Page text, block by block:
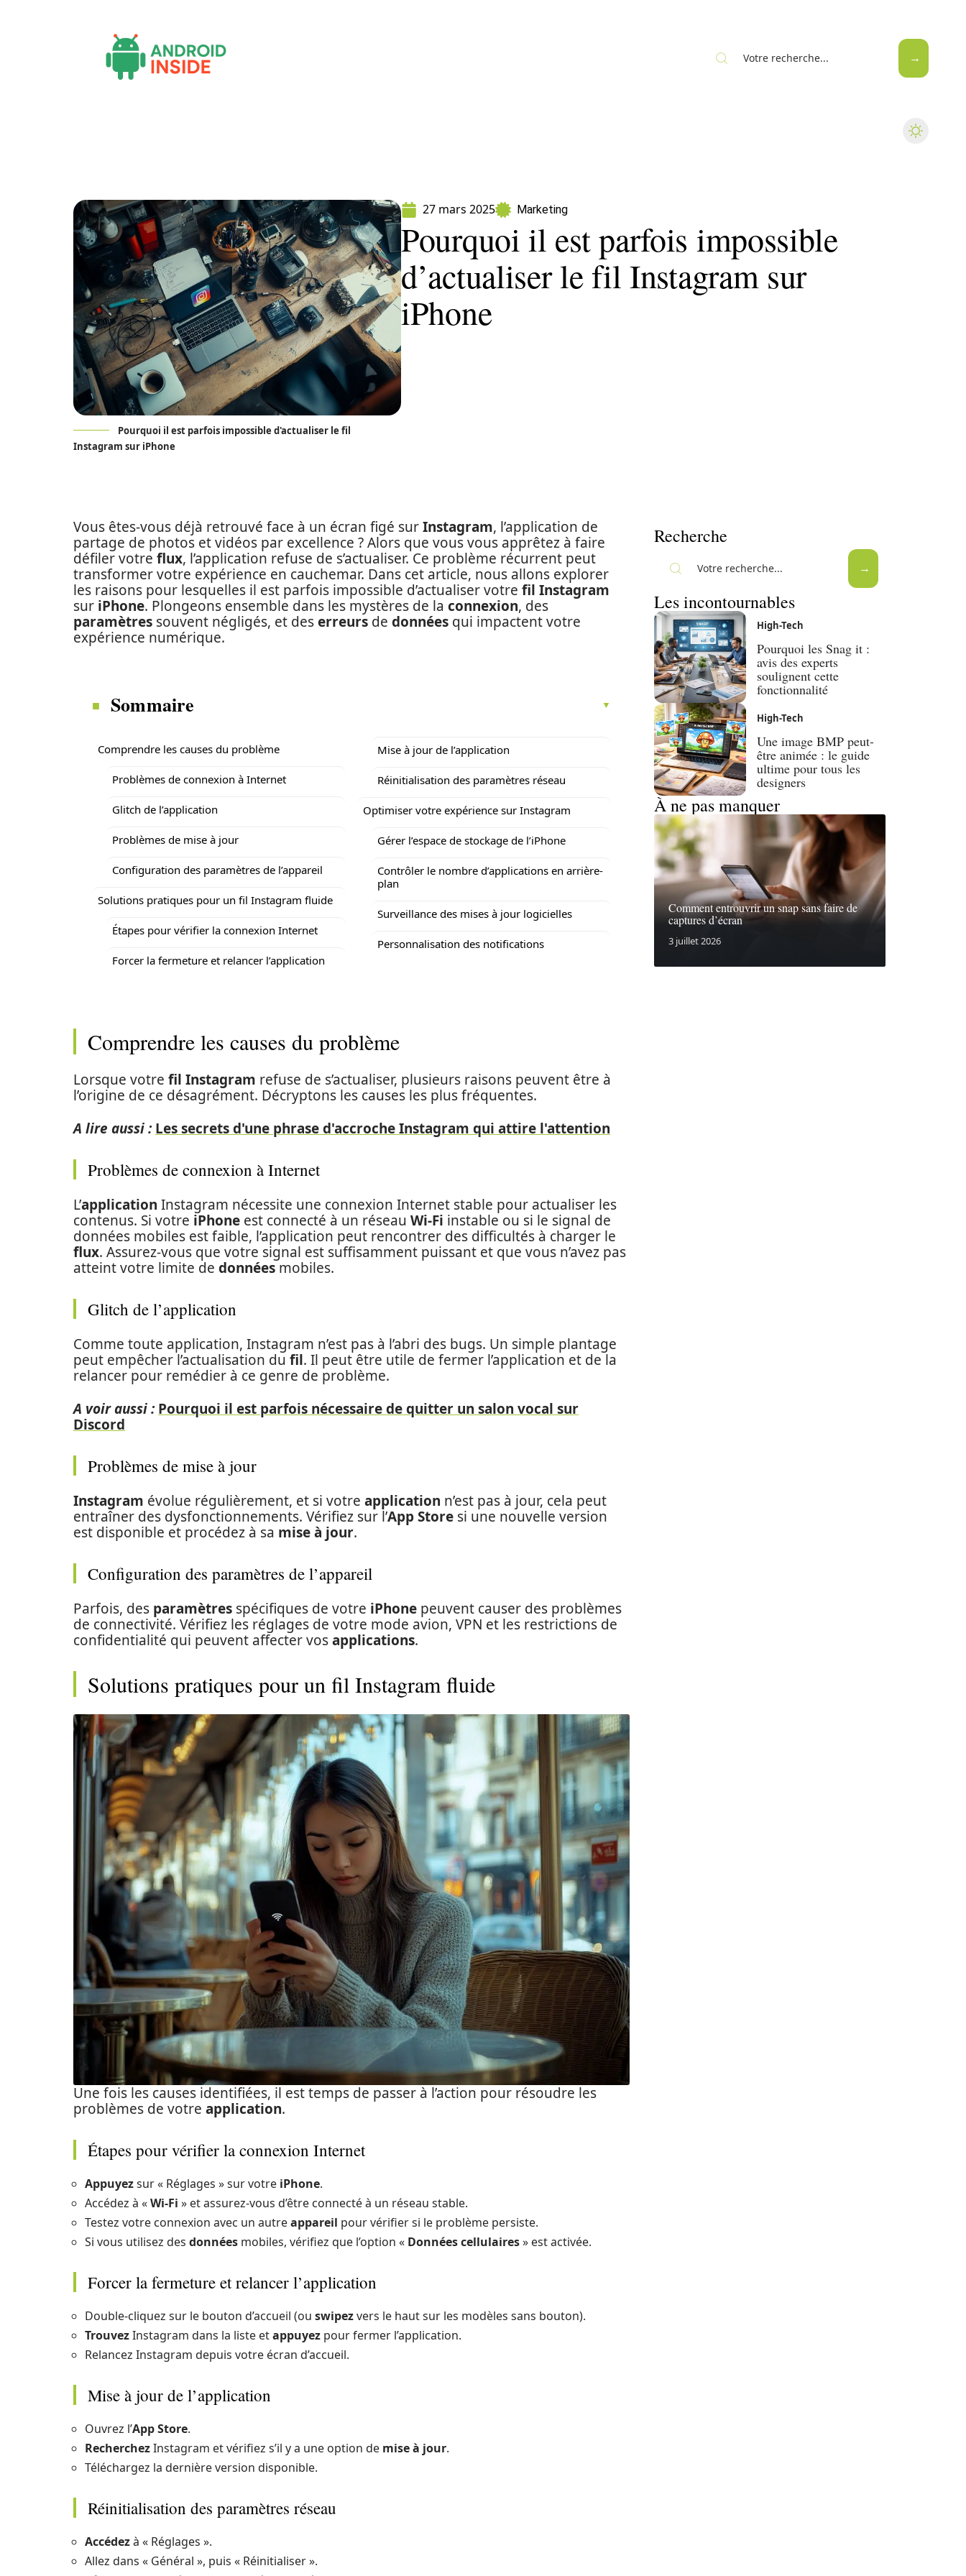
Pourquoi il est parfois impossible d'actualiser le fil
Instagram sur iPhone
27 mars 2025 Marketing
Pourquoi il est parfois impossible
d’actualiser le fil Instagram sur
iPhone
Vous êtes-vous déjà retrouvé face à un écran figé surInstagram, l’application de
partage de photos et vidéos par excellence ? Alors que vous vous apprêtez à faire
défiler votre flux, l’application refuse de s’actualiser. Ce problème récurrent peut
transformer votre expérience en cauchemar. Dans cet article, nous allons explorer
les raisons pour lesquelles il est parfois impossible d’actualiser votre fil Instagram
sur iPhone. Plongeons ensemble dans les mystères de la connexion, des
paramètres souvent négligés, et deserreurs de données qui impactent votre
expérience numérique.
Sommaire
Comprendre les causes du problème
Problèmes de connexion à Internet
Glitch de l’application
Problèmes de mise à jour
Configuration des paramètres de l’appareil
Solutions pratiques pour un fil Instagram fluide
Étapes pour vérifier la connexion Internet
Forcer la fermeture et relancer l’application
Mise à jour de l’application
Réinitialisation des paramètres réseau
Optimiser votre expérience sur Instagram
Gérer l’espace de stockage de l’iPhone
Contrôler le nombre d’applications en arrière-
plan
Surveillance des mises à jour logicielles
Personnalisation des notifications
Comprendre les causes du problème
Lorsque votre fil Instagram refuse de s’actualiser, plusieurs raisons peuvent être à
l’origine de ce désagrément. Décryptons les causes les plus fréquentes.
A lire aussi : Les secrets d'une phrase d'accroche Instagram qui attire l'attention
Problèmes de connexion à Internet
L’application Instagram nécessite une connexion Internet stable pour actualiser les
contenus. Si votre iPhone est connecté à un réseau Wi-Fi instable ou si le signal de
données mobiles est faible, l’application peut rencontrer des difficultés à charger le
flux. Assurez-vous que votre signal est suffisamment puissant et que vous n’avez pas
atteint votre limite de données mobiles.
Glitch de l’application
Comme toute application, Instagram n’est pas à l’abri des bugs. Un simple plantage
peut empêcher l’actualisation du fil. Il peut être utile de fermer l’application et de la
relancer pour remédier à ce genre de problème.
A voir aussi : Pourquoi il est parfois nécessaire de quitter un salon vocal sur
Discord
Problèmes de mise à jour
Instagram évolue régulièrement, et si votre application n’est pas à jour, cela peut
entraîner des dysfonctionnements. Vérifiez sur l’App Store si une nouvelle version
est disponible et procédez à sa mise à jour.
Configuration des paramètres de l’appareil
Parfois, des paramètres spécifiques de votre iPhone peuvent causer des problèmes
de connectivité. Vérifiez les réglages de votre mode avion, VPN et les restrictions de
confidentialité qui peuvent affecter vosapplications.
Solutions pratiques pour un fil Instagram fluide
Une fois les causes identifiées, il est temps de passer à l’action pour résoudre les
problèmes de votre application.
Étapes pour vérifier la connexion Internet
Appuyezsur « Réglages » sur votre iPhone.
Accédez à «Wi-Fi » et assurez-vous d’être connecté à un réseau stable.
Testez votre connexion avec un autreappareil pour vérifier si le problème persiste.
Si vous utilisez des données mobiles, vérifiez que l’option « Données cellulaires» est activée.
Forcer la fermeture et relancer l’application
Double-cliquez sur le bouton d’accueil (ou swipezvers le haut sur les modèles sans bouton).
TrouvezInstagram dans la liste etappuyez pour fermer l’application.
Relancez Instagram depuis votre écran d’accueil.
Mise à jour de l’application
Ouvrez l’App Store.
RecherchezInstagram et vérifiez s’il y a une option de mise à jour.
Téléchargez la dernière version disponible.
Réinitialisation des paramètres réseau
Accédezà « Réglages ».
Allez dans « Général », puis « Réinitialiser ».
Recherche
Les incontournables
High-Tech
Pourquoi les Snag it :
avis des experts
soulignent cette
fonctionnalité
High-Tech
Une image BMP peut-
être animée : le guide
ultime pour tous les
designers
À ne pas manquer
Comment entrouvrir un snap sans faire de
captures d’écran
3 juillet 2026